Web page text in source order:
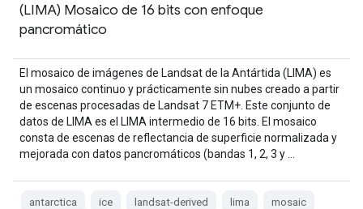
(LIMA) Mosaico de 16 bits con enfoque
pancromático
El mosaico de imágenes de Landsat de la Antártida (LIMA) es
un mosaico continuo y prácticamente sin nubes creado a partir
de escenas procesadas de Landsat 7 ETM+. Este conjunto de
datos de LIMA es el LIMA intermedio de 16 bits. El mosaico
consta de escenas de reflectancia de superficie normalizada y
mejorada con datos pancromáticos (bandas 1, 2, 3 y …
antarctica ice landsat-derived lima mosaic